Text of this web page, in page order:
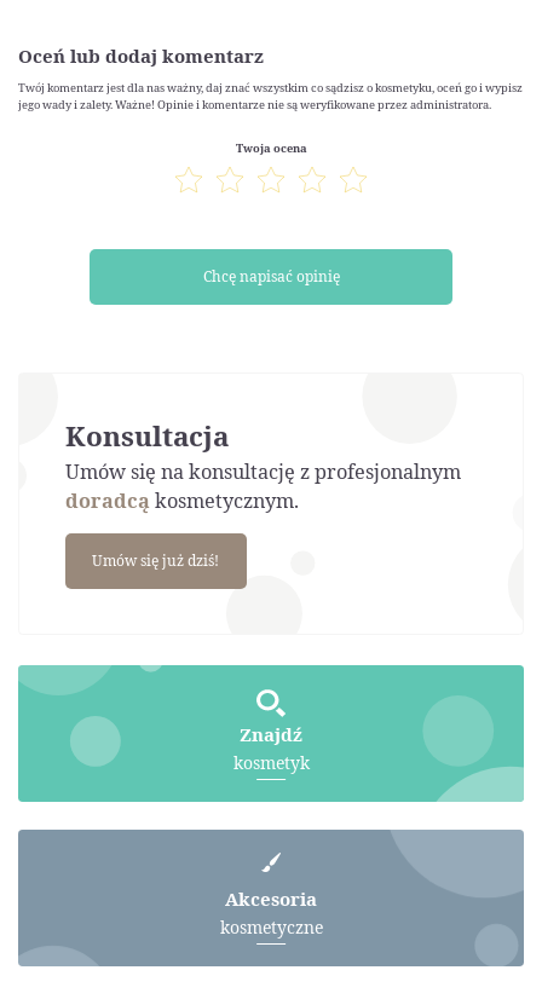
Oceń lub dodaj komentarz
Twój komentarz jest dla nas ważny, daj znać wszystkim co sądzisz o kosmetyku, oceń go i wypisz
jego wady i zalety. Ważne! Opinie i komentarze nie są weryfikowane przez administratora.
Twoja ocena
Chcę napisać opinię
Konsultacja
Umów się na konsultację z profesjonalnym
doradcąkosmetycznym.
Umów się już dziś!
Znajdź
kosmetyk
Akcesoria
kosmetyczne